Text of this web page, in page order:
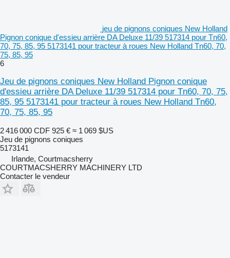
jeu de pignons coniques New Holland
Pignon conique d'essieu arrière DA Deluxe 11/39 517314 pour Tn60,
70, 75, 85, 95 5173141 pour tracteur à roues New Holland Tn60, 70,
75, 85, 95
6
Jeu de pignons coniques New Holland Pignon conique
d'essieu arrière DA Deluxe 11/39 517314 pour Tn60, 70, 75,
85, 95 5173141 pour tracteur à roues New Holland Tn60,
70, 75, 85, 95
2 416 000 CDF 925 € ≈ 1 069 $US
Jeu de pignons coniques
5173141
Irlande, Courtmacsherry
COURTMACSHERRY MACHINERY LTD
Contacter le vendeur